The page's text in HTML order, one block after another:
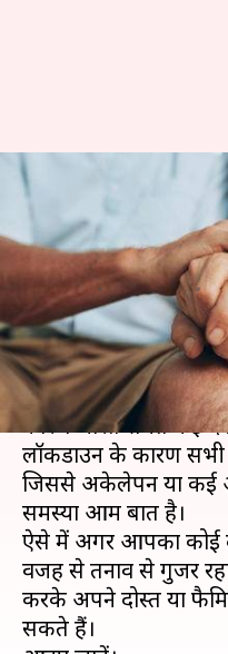
इन टिप्स को
या फैमिली
राहत
अंजली Apr 21, 2020
क्या है खबर?
कोरोना वायरस
कारण भारत समेत कई
लॉकडाउन के कारण
जिससे अकेलेपन या कई
समस्या आम बात है।
ऐसे में अगर आपका कोई
वजह से तनाव से गुजर
करके अपने दोस्त या
सकते हैं।